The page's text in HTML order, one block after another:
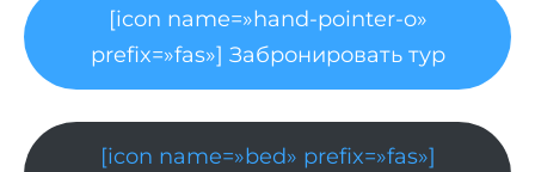
[icon name=»hand-pointer-o»
prefix=»fas»] Забронировать тур
[icon name=»bed» prefix=»fas»]